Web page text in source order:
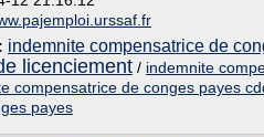
indemnite compensatrice de
licenciement / indemnite
compensatrice de conges payes
payes